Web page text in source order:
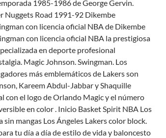
1985-1986 de George Gervin.
Nuggets Road 1991-92 Dikembe
con licencia oficial NBA de Dikembe
con licencia oficial NBA la prestigiosa
en deporte profesional
Magic Johnson. Swingman. Los
más emblemáticos de Lakers son
Kareem Abdul-Jabbar y Shaquille
con el logo de Orlando Magic y el número
en color . Inicio Basket Spirit NBA Los
sin mangas Los Ángeles Lakers color block.
tu día a día de estilo de vida y baloncesto